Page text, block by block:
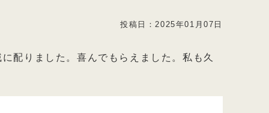
投稿日： 2025年01月07日
配りました。喜んでもらえました。私も久